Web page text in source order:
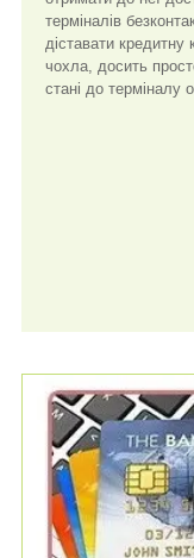
терміналів
діставати кредитну
чохла, досить
стані до терміналу